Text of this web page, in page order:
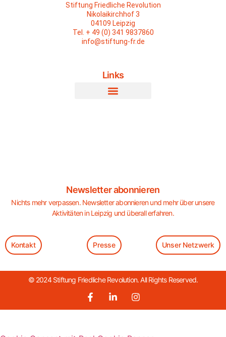
Stiftung Friedliche Revolution
Nikolaikirchhof 3
04109 Leipzig
Tel. + 49 (0) 341 9837860
info@stiftung-fr.de
Links
Newsletter abonnieren
Nichts mehr verpassen. Newsletter abonnieren und mehr über unsere
Aktivitäten in Leipzig und überall erfahren.
Kontakt Presse Unser Netzwerk
© 2024 Stiftung Friedliche Revolution. All Rights Reserved.